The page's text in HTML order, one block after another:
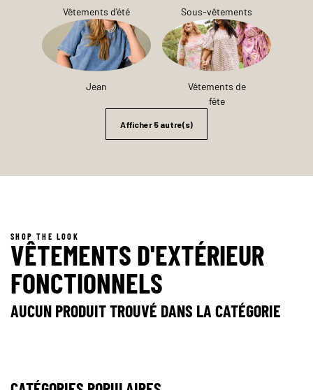
Vêtements d'été Sous-vêtements
Jean
Vêtements de
fête
Afficher 5 autre(s)
SHOP THE LOOK
VÊTEMENTS D'EXTÉRIEUR
FONCTIONNELS
AUCUN PRODUIT TROUVÉ DANS LA CATÉGORIE